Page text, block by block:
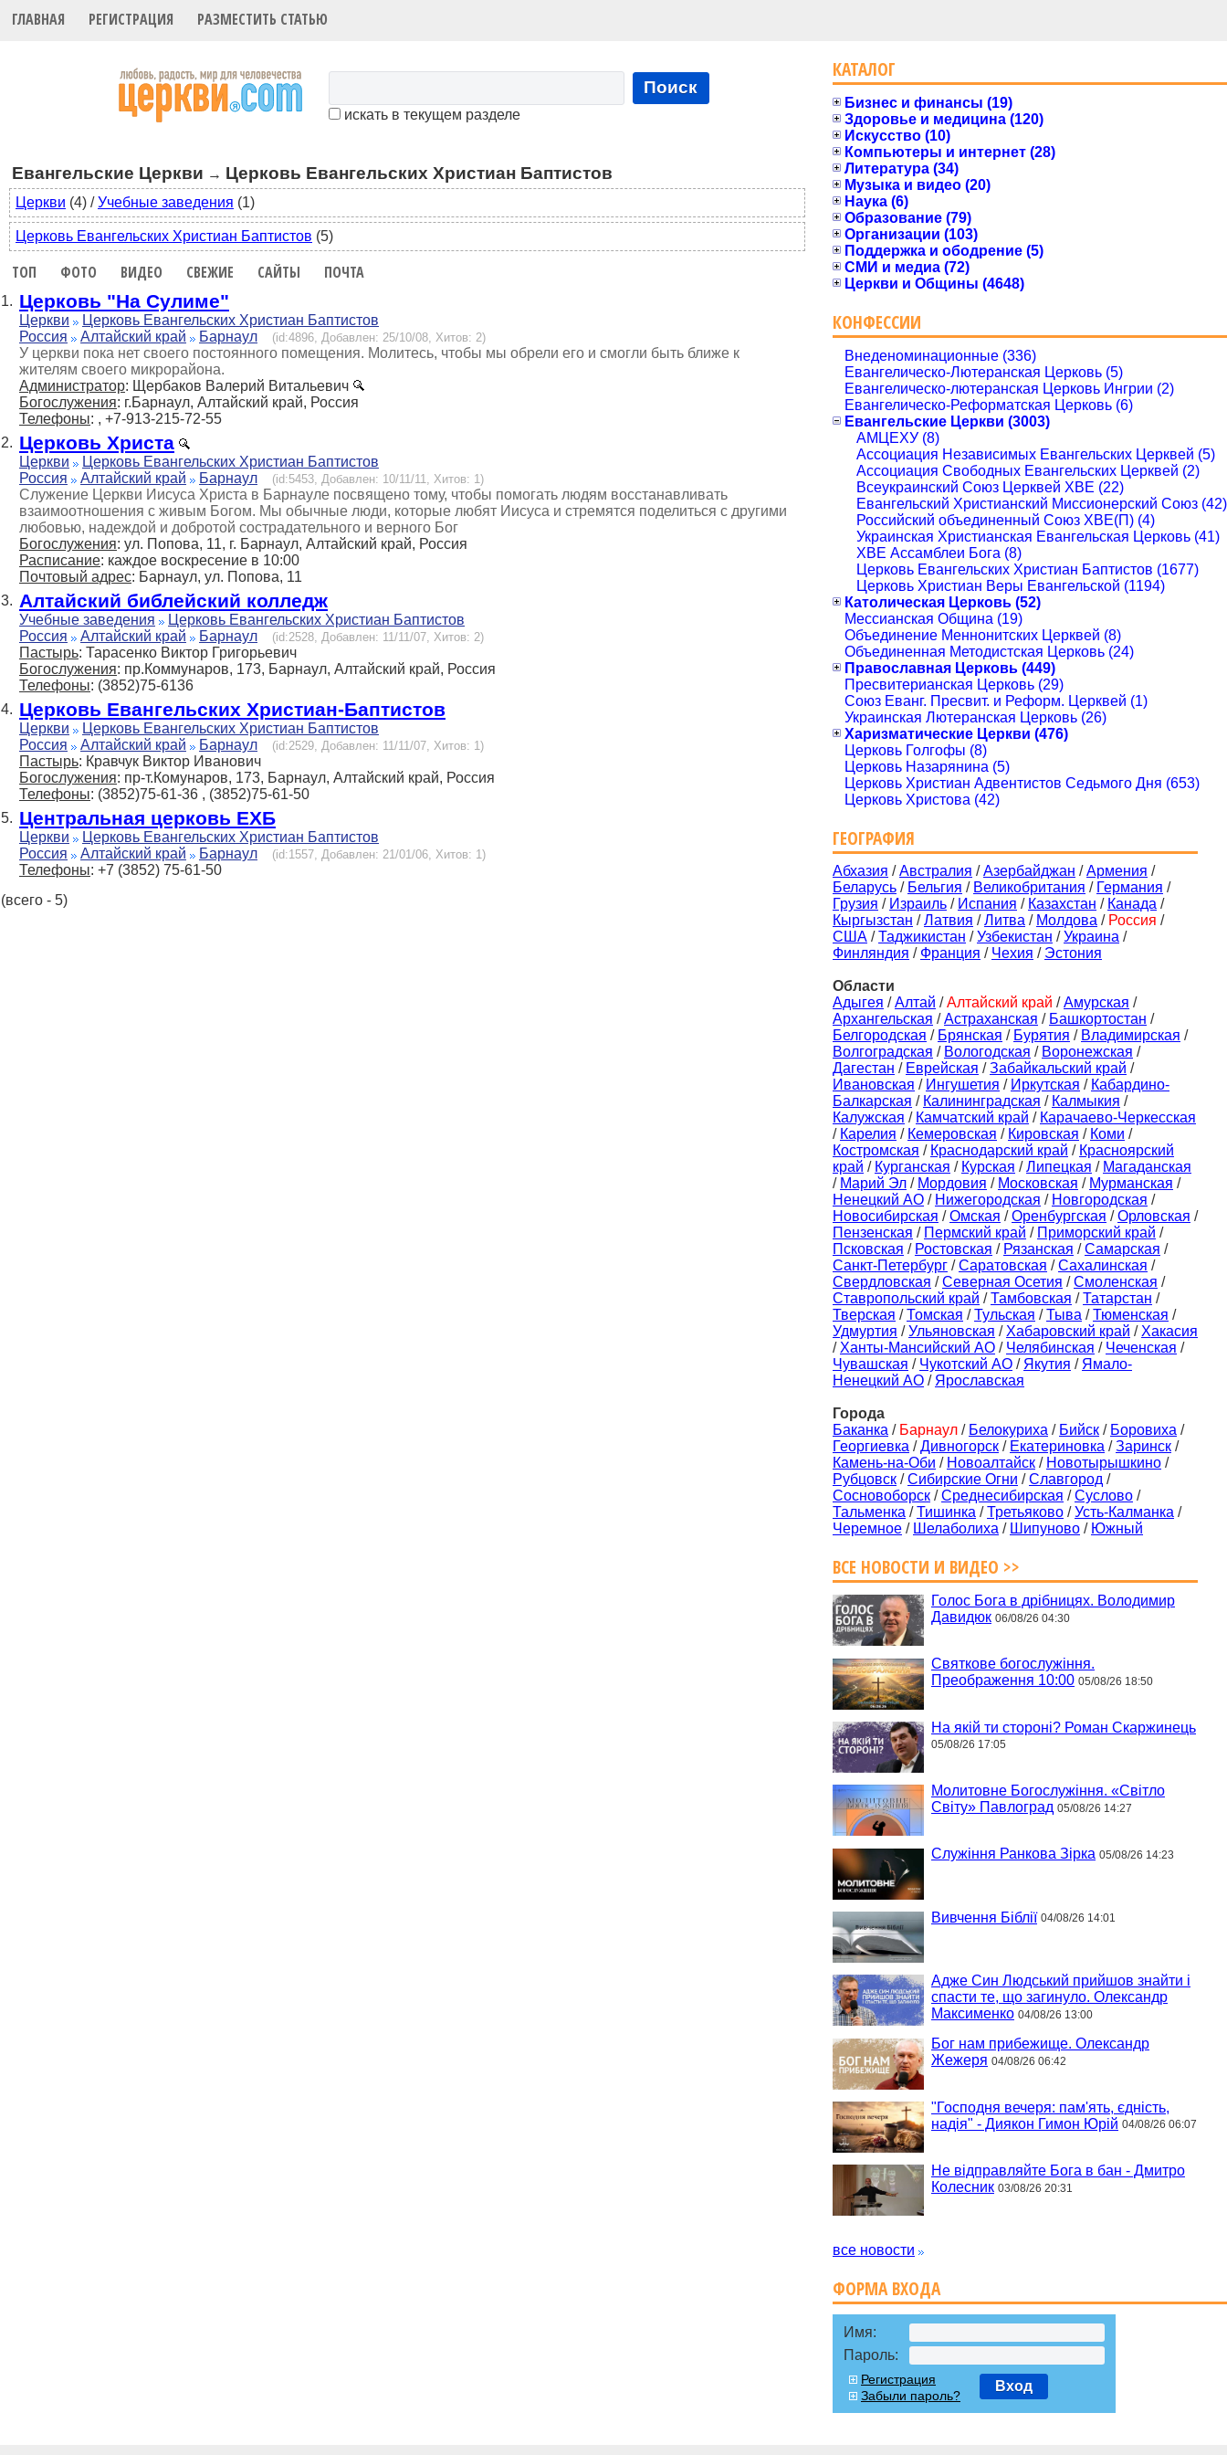
ГЛАВНАЯ РЕГИСТРАЦИЯ РАЗМЕСТИТЬ СТАТЬЮ
Поиск
искать в текущем разделе
Евангельские Церкви → Церковь Евангельских Христиан Баптистов
Церкви (4) /Учебные заведения (1)
Церковь Евангельских Христиан Баптистов (5)
ТОП ФОТО ВИДЕО СВЕЖИЕ САЙТЫ ПОЧТА
1. Церковь "На Сулиме"
Церкви
Церковь Евангельских Христиан Баптистов
Россия
Алтайский край Барнаул (id:4896, Добавлен: 25/10/08, Хитов: 2)
У церкви пока нет своего постоянного помещения. Молитесь, чтобы мы обрели его и смогли быть ближе к
жителям своего микрорайона.
Администратор: Щербаков Валерий Витальевич
Богослужения: г.Барнаул, Алтайский край, Россия
Телефоны: , +7-913-215-72-55
2. Церковь Христа
Церкви
Церковь Евангельских Христиан Баптистов
Россия
Алтайский край Барнаул (id:5453, Добавлен: 10/11/11, Хитов: 1)
Служение Церкви Иисуса Христа в Барнауле посвящено тому, чтобы помогать людям восстанавливать
взаимоотношения с живым Богом. Мы обычные люди, которые любят Иисуса и стремятся поделиться с другими
любовью, надеждой и добротой сострадательного и верного Бог
Богослужения: ул. Попова, 11, г. Барнаул, Алтайский край, Россия
Расписание: каждое воскресение в 10:00
Почтовый адрес: Барнаул, ул. Попова, 11
3. Алтайский библейский колледж
Учебные заведения
Церковь Евангельских Христиан Баптистов
Россия
Алтайский край Барнаул (id:2528, Добавлен: 11/11/07, Хитов: 2)
Пастырь: Тарасенко Виктор Григорьевич
Богослужения: пр.Коммунаров, 173, Барнаул, Алтайский край, Россия
Телефоны: (3852)75-6136
4. Церковь Евангельских Христиан-Баптистов
Церкви
Церковь Евангельских Христиан Баптистов
Россия
Алтайский край Барнаул (id:2529, Добавлен: 11/11/07, Хитов: 1)
Пастырь: Кравчук Виктор Иванович
Богослужения: пр-т.Комунаров, 173, Барнаул, Алтайский край, Россия
Телефоны: (3852)75-61-36 , (3852)75-61-50
5. Центральная церковь ЕХБ
Церкви
Церковь Евангельских Христиан Баптистов
Россия
Алтайский край Барнаул (id:1557, Добавлен: 21/01/06, Хитов: 1)
Телефоны: +7 (3852) 75-61-50
(всего - 5)
КАТАЛОГ
Бизнес и финансы (19)
Здоровье и медицина (120)
Искусство (10)
Компьютеры и интернет (28)
Литература (34)
Музыка и видео (20)
Наука (6)
Образование (79)
Организации (103)
Поддержка и ободрение (5)
СМИ и медиа (72)
Церкви и Общины (4648)
КОНФЕССИИ
Внеденоминационные (336)
Евангелическо-Лютеранская Церковь (5)
Евангелическо-лютеранская Церковь Ингрии (2)
Евангелическо-Реформатская Церковь (6)
Евангельские Церкви (3003)
АМЦЕХУ (8)
Ассоциация Независимых Евангельских Церквей (5)
Ассоциация Свободных Евангельских Церквей (2)
Всеукраинский Союз Церквей ХВЕ (22)
Евангельский Христианский Миссионерский Союз (42)
Российский объединенный Союз ХВЕ(П) (4)
Украинская Христианская Евангельская Церковь (41)
ХВЕ Ассамблеи Бога (8)
Церковь Евангельских Христиан Баптистов (1677)
Церковь Христиан Веры Евангельской (1194)
Католическая Церковь (52)
Мессианская Община (19)
Объединение Меннонитских Церквей (8)
Объединенная Методистская Церковь (24)
Православная Церковь (449)
Пресвитерианская Церковь (29)
Союз Еванг. Пресвит. и Реформ. Церквей (1)
Украинская Лютеранская Церковь (26)
Харизматические Церкви (476)
Церковь Голгофы (8)
Церковь Назарянина (5)
Церковь Христиан Адвентистов Седьмого Дня (653)
Церковь Христова (42)
ГЕОГРАФИЯ
Абхазия /Австралия /Азербайджан /Армения /
Беларусь / Бельгия / Великобритания / Германия /
Грузия / Израиль / Испания / Казахстан / Канада /
Кыргызстан /Латвия /Литва / Молдова / Россия /
США /Таджикистан /Узбекистан /Украина /
Финляндия / Франция / Чехия / Эстония
Области
Адыгея /Алтай /Алтайский край /Амурская /
Архангельская /Астраханская / Башкортостан /
Белгородская / Брянская / Бурятия / Владимирская /
Волгоградская / Вологодская / Воронежская /
Дагестан / Еврейская /Забайкальский край /
Ивановская / Ингушетия / Иркутская / Кабардино-
Балкарская / Калининградская / Калмыкия /
Калужская / Камчатский край / Карачаево-Черкесская
/ Карелия / Кемеровская / Кировская / Коми /
Костромская / Краснодарский край / Красноярский
край / Курганская / Курская /Липецкая / Магаданская
/ Марий Эл / Мордовия / Московская / Мурманская /
Ненецкий АО / Нижегородская / Новгородская /
Новосибирская /Омская /Оренбургская /Орловская /
Пензенская / Пермский край / Приморский край /
Псковская / Ростовская / Рязанская /Самарская /
Санкт-Петербург /Саратовская /Сахалинская /
Свердловская /Северная Осетия /Смоленская /
Ставропольский край /Тамбовская /Татарстан /
Тверская /Томская /Тульская /Тыва /Тюменская /
Удмуртия /Ульяновская / Хабаровский край / Хакасия
/ Ханты-Мансийский АО / Челябинская / Чеченская /
Чувашская / Чукотский АО / Якутия / Ямало-
Ненецкий АО / Ярославская
Города
Баканка / Барнаул / Белокуриха / Бийск / Боровиха /
Георгиевка /Дивногорск / Екатериновка /Заринск /
Камень-на-Оби / Новоалтайск / Новотырышкино /
Рубцовск /Сибирские Огни /Славгород /
Сосновоборск /Среднесибирская /Суслово /
Тальменка /Тишинка /Третьяково /Усть-Калманка /
Черемное / Шелаболиха / Шипуново / Южный
ВСЕ НОВОСТИ И ВИДЕО >>
Голос Бога в дрібницях. Володимир
Давидюк 06/08/26 04:30
Святкове богослужіння.
Преображення 10:00 05/08/26 18:50
На якій ти стороні? Роман Скаржинець
05/08/26 17:05
Молитовне Богослужіння. «Світло
Світу» Павлоград 05/08/26 14:27
Служіння Ранкова Зірка 05/08/26 14:23
Вивчення Біблії 04/08/26 14:01
Адже Син Людський прийшов знайти і
спасти те, що загинуло. Олександр
Максименко 04/08/26 13:00
Бог нам прибежище. Олександр
Жежеря 04/08/26 06:42
"Господня вечеря: пам'ять, єдність,
надія" - Диякон Гимон Юрій 04/08/26 06:07
Не відправляйте Бога в бан - Дмитро
Колесник 03/08/26 20:31
все новости
ФОРМА ВХОДА
Имя:
Пароль:
Регистрация
Забыли пароль?
Вход